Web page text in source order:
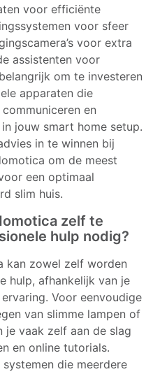
voor efficiënte
voor sfeer
voor extra
assistenten voor
om te investeren
apparaten die
en
jouw smart home setup.
in te winnen bij
om de meest
een optimaal
slim huis.
zelf te
hulp nodig?
kan zowel zelf worden
hulp, afhankelijk van je
Voor eenvoudige
van slimme lampen of
je vaak zelf aan de slag
en online tutorials.
die meerdere